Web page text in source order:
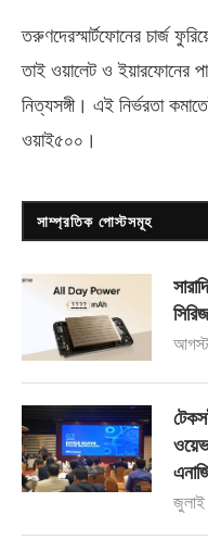
তরুণদেরস্মার্টফোনের চার্জ
তাই ওয়ালেট ও ইয়ারফোনের
নিত্যসঙ্গী। এই নির্ভরতা
ওয়াই৫০০ ।
সাম্প্রতিক পোস্টসমূহ